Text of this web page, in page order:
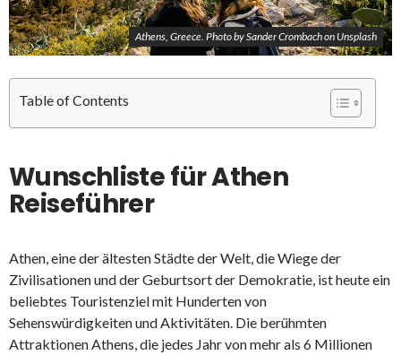
Athens, Greece. Photo by Sander Crombach on Unsplash
Table of Contents
Wunschliste für Athen
Reiseführer
Athen, eine der ältesten Städte der Welt, die Wiege der
Zivilisationen und der Geburtsort der Demokratie, ist heute ein
beliebtes Touristenziel mit Hunderten von
Sehenswürdigkeiten und Aktivitäten. Die berühmten
Attraktionen Athens, die jedes Jahr von mehr als 6 Millionen